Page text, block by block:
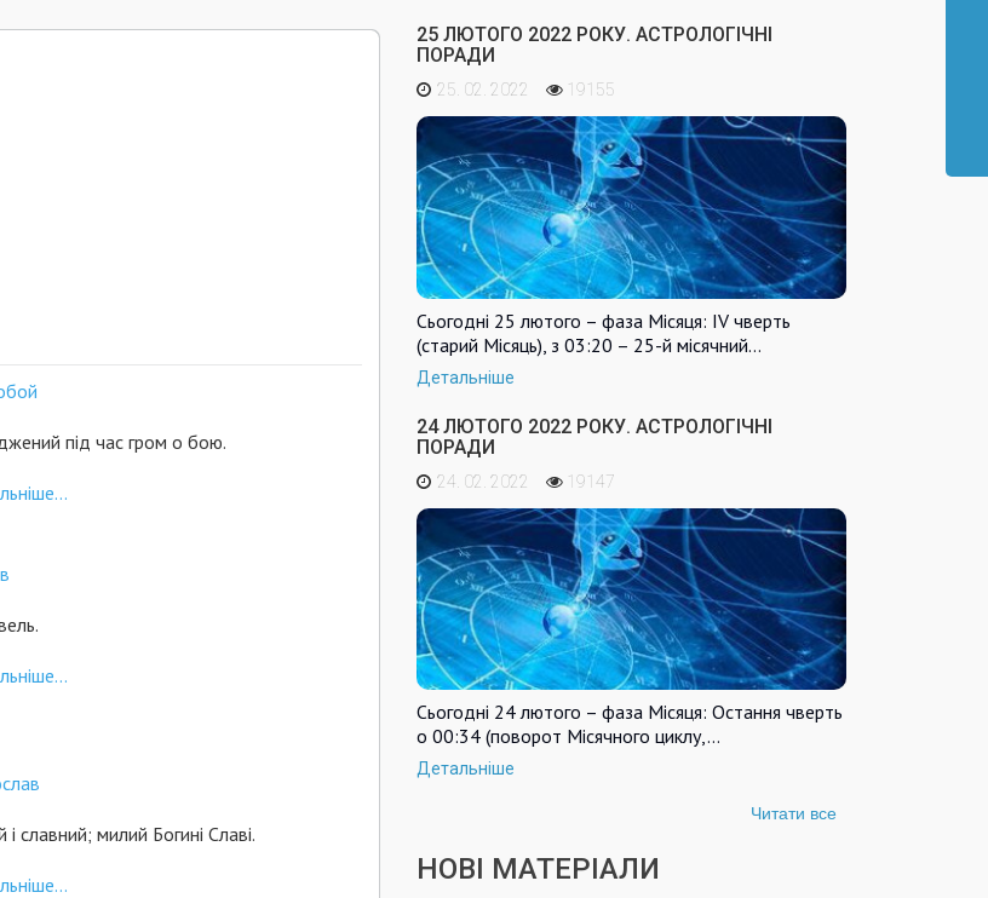
під час гром о бою.
і славний; милий Богині Славі.
25 ЛЮТОГО 2022 РОКУ. АСТРОЛОГІЧНІ
ПОРАДИ
25. 02. 2022 19155
Сьогодні 25 лютого – фаза Місяця: IV чверть
(старий Місяць), з 03:20 – 25-й місячний…
Детальніше
24 ЛЮТОГО 2022 РОКУ. АСТРОЛОГІЧНІ
ПОРАДИ
24. 02. 2022 19147
Сьогодні 24 лютого – фаза Місяця: Остання чверть
о 00:34 (поворот Місячного циклу,…
Детальніше
Читати все
НОВІ МАТЕРІАЛИ